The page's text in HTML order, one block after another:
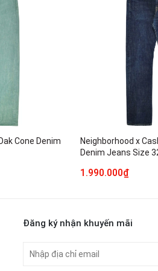
Cone Denim
Neighborhood x
Denim Jeans Size
1.990.000₫
Đăng ký nhận khuyến mãi